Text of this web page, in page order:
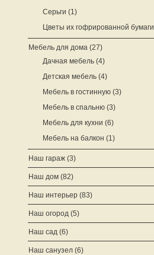
Серьги (1)
Цветы их гофрированной бумаги
Мебель для дома (27)
Дачная мебель (4)
Детская мебель (4)
Мебель в гостинную (3)
Мебель в спальню (3)
Мебель для кухни (6)
Мебель на балкон (1)
Наш гараж (3)
Наш дом (82)
Наш интерьер (83)
Наш огород (5)
Наш сад (6)
Наш санузел (6)